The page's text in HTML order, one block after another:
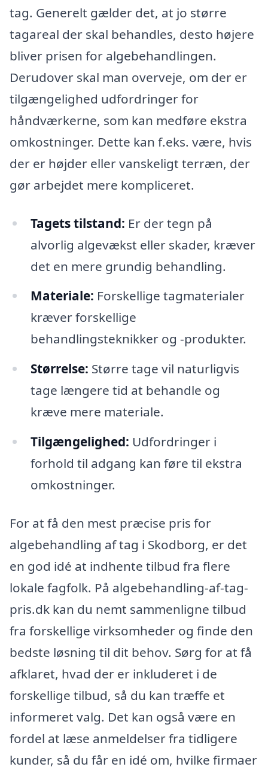
tag. Generelt gælder det, at jo større
tagareal der skal behandles, desto højere
bliver prisen for algebehandlingen.
Derudover skal man overveje, om der er
tilgængelighed udfordringer for
håndværkerne, som kan medføre ekstra
omkostninger. Dette kan f.eks. være, hvis
der er højder eller vanskeligt terræn, der
gør arbejdet mere kompliceret.
Tagets tilstand: Er der tegn på
alvorlig algevækst eller skader, kræver
det en mere grundig behandling.
Materiale: Forskellige tagmaterialer
kræver forskellige
behandlingsteknikker og -produkter.
Størrelse: Større tage vil naturligvis
tage længere tid at behandle og
kræve mere materiale.
Tilgængelighed: Udfordringer i
forhold til adgang kan føre til ekstra
omkostninger.
For at få den mest præcise pris for
algebehandling af tag i Skodborg, er det
en god idé at indhente tilbud fra flere
lokale fagfolk. På algebehandling-af-tag-
pris.dk kan du nemt sammenligne tilbud
fra forskellige virksomheder og finde den
bedste løsning til dit behov. Sørg for at få
afklaret, hvad der er inkluderet i de
forskellige tilbud, så du kan træffe et
informeret valg. Det kan også være en
fordel at læse anmeldelser fra tidligere
kunder, så du får en idé om, hvilke firmaer